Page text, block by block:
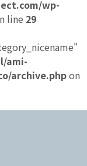
wp-
line 29
ami-
archive.phpon